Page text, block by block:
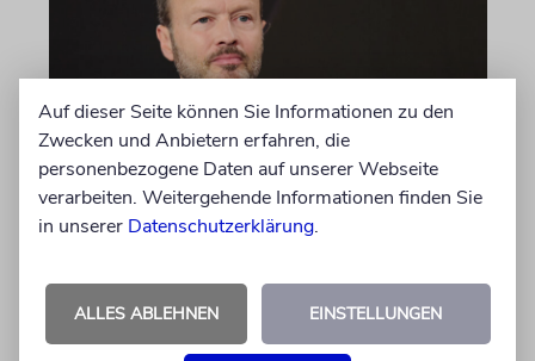
MEINUNG
Wie Georg Restle die
untergräbt
Nach dem X-Post des Journalisten hat sich
Auf dieser Seite können Sie Informationen zu den
Zwecken und Anbietern erfahren, die
personenbezogene Daten auf unserer Webseite
verarbeiten. Weitergehende Informationen finden Sie
in unserer Datenschutzerklärung.
ALLES ABLEHNEN EINSTELLUNGEN